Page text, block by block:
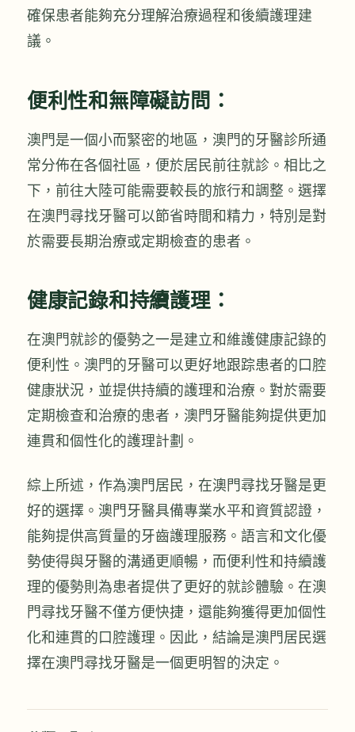
確保患者能夠充分理解治療過程和後續護理建
議。
便利性和無障礙訪問：
澳門是一個小而緊密的地區，澳門的牙醫診所通
常分佈在各個社區，便於居民前往就診。相比之
下，前往大陸可能需要較長的旅行和調整。選擇
在澳門尋找牙醫可以節省時間和精力，特別是對
於需要長期治療或定期檢查的患者。
健康記錄和持續護理：
在澳門就診的優勢之一是建立和維護健康記錄的
便利性。澳門的牙醫可以更好地跟踪患者的口腔
健康狀況，並提供持續的護理和治療。對於需要
定期檢查和治療的患者，澳門牙醫能夠提供更加
連貫和個性化的護理計劃。
綜上所述，作為澳門居民，在澳門尋找牙醫是更
好的選擇。澳門牙醫具備專業水平和資質認證，
能夠提供高質量的牙齒護理服務。語言和文化優
勢使得與牙醫的溝通更順暢，而便利性和持續護
理的優勢則為患者提供了更好的就診體驗。在澳
門尋找牙醫不僅方便快捷，還能夠獲得更加個性
化和連貫的口腔護理。因此，結論是澳門居民選
擇在澳門尋找牙醫是一個更明智的決定。